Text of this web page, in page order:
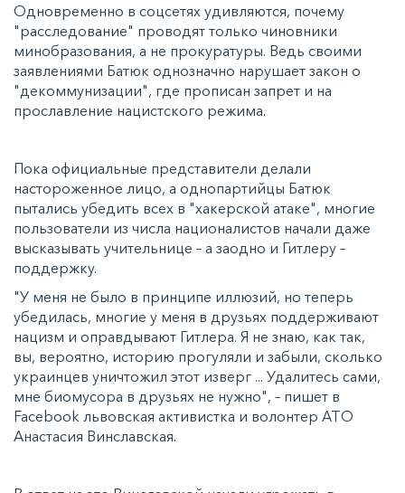
Одновременно в соцсетях удивляются, почему
"расследование" проводят только чиновники
минобразования, а не прокуратуры. Ведь своими
заявлениями Батюк однозначно нарушает закон о
"декоммунизации", где прописан запрет и на
прославление нацистского режима.
Пока официальные представители делали
настороженное лицо, а однопартийцы Батюк
пытались убедить всех в "хакерской атаке", многие
пользователи из числа националистов начали даже
высказывать учительнице – а заодно и Гитлеру –
поддержку.
"У меня не было в принципе иллюзий, но теперь
убедилась, многие у меня в друзьях поддерживают
нацизм и оправдывают Гитлера. Я не знаю, как так,
вы, вероятно, историю прогуляли и забыли, сколько
украинцев уничтожил этот изверг ... Удалитесь сами,
мне биомусора в друзьях не нужно", – пишет в
Facebook львовская активистка и волонтер АТО
Анастасия Винславская.